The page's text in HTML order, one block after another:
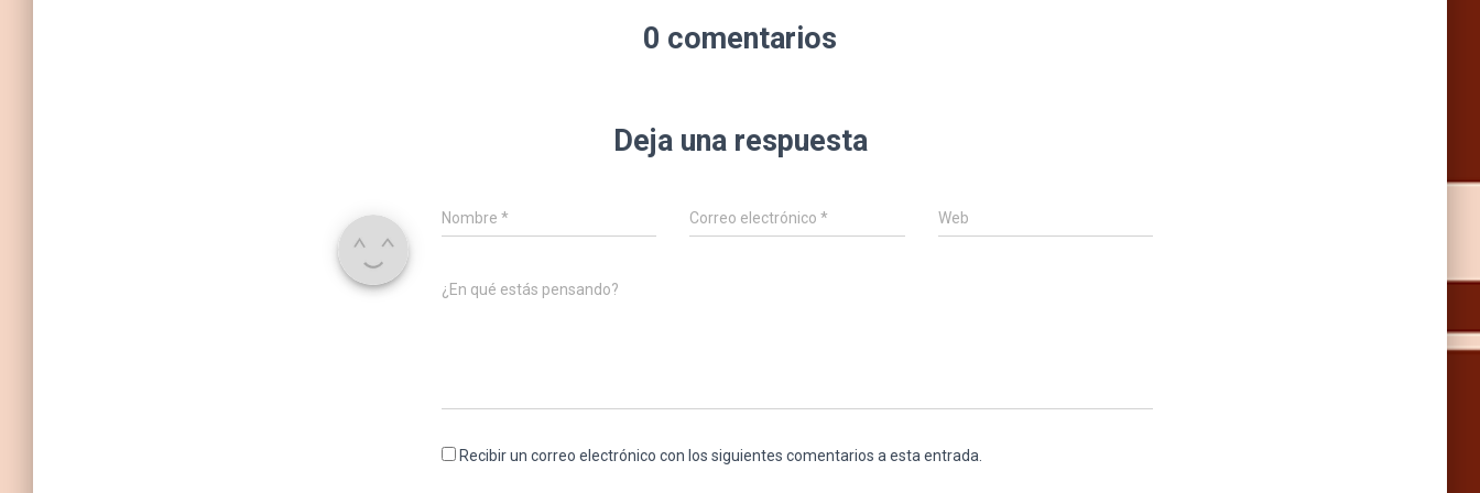
0 comentarios
Deja una respuesta
Nombre * Correo electrónico* Web
¿En qué estás pensando?
Recibir un correo electrónico con los siguientes comentarios a esta entrada.